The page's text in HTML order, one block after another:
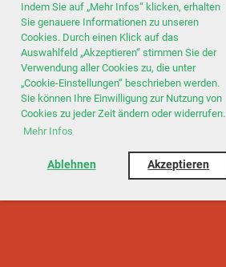
Indem Sie auf „Mehr Infos“ klicken, erhalten
Sie genauere Informationen zu unseren
Cookies. Durch einen Klick auf das
Auswahlfeld „Akzeptieren“ stimmen Sie der
Verwendung aller Cookies zu, die unter
„Cookie-Einstellungen“ beschrieben werden.
Sie können Ihre Einwilligung zur Nutzung von
Cookies zu jeder Zeit ändern oder widerrufen.
Mehr Infos
Ablehnen Akzeptieren